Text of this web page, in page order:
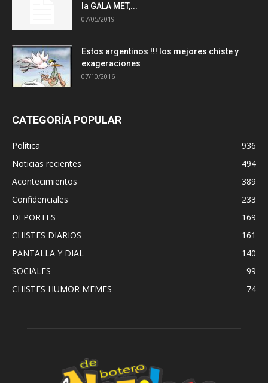
la GALA MET,...
07/05/2019
Estos argentinos !!! los mejores chiste y
exageraciones
07/10/2016
CATEGORÍA POPULAR
Política
936
Noticias recientes
494
Acontecimientos
389
Confidenciales
233
DEPORTES
169
CHISTES DIARIOS
161
PANTALLA Y DIAL
140
SOCIALES
99
CHISTES HUMOR MEMES
74